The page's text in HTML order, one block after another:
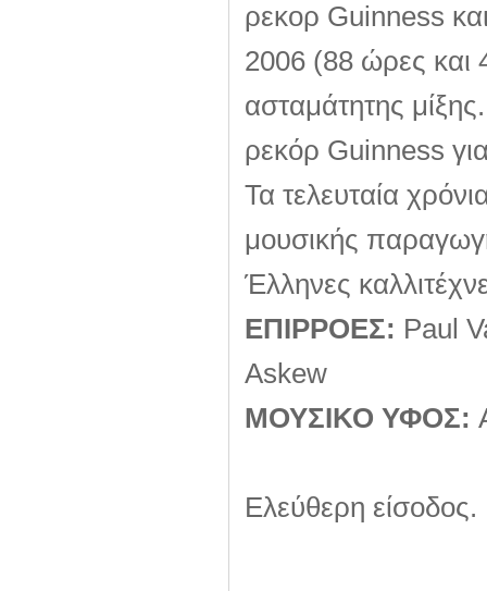
ρεκορ Guinness
2006 (88 ώρες και
ασταμάτητης
ρεκόρ Guinness
Τα τελευταία
μουσικής
Έλληνες
ΕΠΙΡΡΟΕΣ: Paul
Askew
ΜΟΥΣΙΚΟ ΥΦΟΣ:
Ελεύθερη είσοδος.